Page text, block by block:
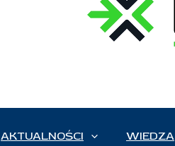
AKTUALNOŚCI WIEDZA